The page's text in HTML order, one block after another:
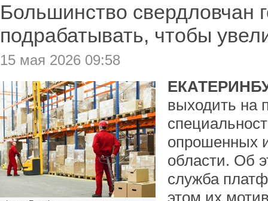
Большинство свердловчан
подрабатывать, чтобы
15 мая 2026 09:58
выходить на
опрошенных
области. Об
служба
этом их